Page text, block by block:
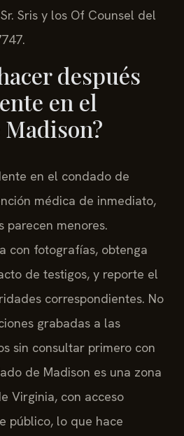
Sris y los Of Counsel del
después
en el
en el condado de
médica de inmediato,
parecen menores.
con fotografías, obtenga
de testigos, y reporte el
correspondientes. No
grabadas a las
sin consultar primero con
de Madison es una zona
Virginia, con acceso
público, lo que hace